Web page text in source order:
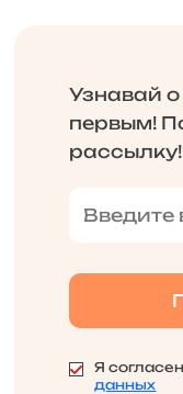
Узнавай
первым!
рассылку!
Я
данных